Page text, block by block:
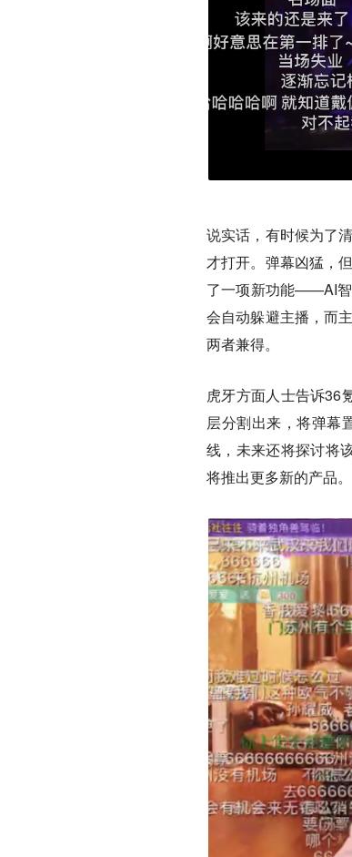
说实话，有时候为了
才打开。弹幕凶猛，
了一项新功能——AI智
会自动躲避主播，而
两者兼得。
虎牙方面人士告诉36
层分割出来，将弹幕
线，未来还将探讨将
将推出更多新的产品。